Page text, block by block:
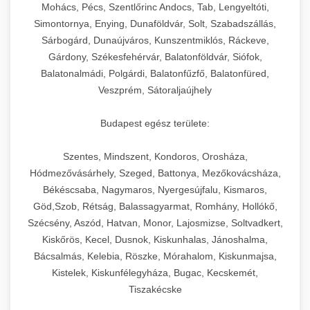
kereskedelmi tésztakeverő
állítható vastagság beállítással.
chef-iparikonyhagepek.hu
professzionális élelmiszer szeletelő
Kereskedelmi vákuumcsomagoló berendezések
élelmiszerek tartósításához. Hosszabbítsa a
szavatossági időt és tartsa meg a termék
frissességét.
🎁 23. Vákuumfóliázó Gép +
Ipari vákuumfóliázó gépek professzionális
Hatékony lezárási és tartósítási megoldások.
chef-iparikonyhagepek.hu
kereskedelmi csomagoló gép
professzionális konyhák számára. Nagy
kapacitású sütő- és főzőberendezés precíz
hőmérséklet-szabályozással.
chef-iparikonyhagepek.hu
kereskedelmi sütősütő
❄️ 25. Ipari Hűtőszekrény +
Professzionális hűtőegységek és hűtőkamrák
kereskedelmi konyhák számára.
Energiahatékony hűtési megoldások nagy
kapacitással.
chef-iparikonyhagepek.hu
💧 26. Ipari Mosogatógép +
Kereskedelmi mosogatóberendezések nagy
forgalmú éttermi műveletekhez. Gyors tisztítási
ciklusok fertőtlenítési képességekkel.
🧀 27. Ipari Sajtreszelő Gép +
Mohács, Pécs, Szentlőrinc Andocs, Tab, Lengyeltóti,
Simontornya, Enying, Dunaföldvár, Solt, Szabadszállás,
Sárbogárd, Dunaújváros, Kunszentmiklós, Ráckeve,
Gárdony, Székesfehérvár, Balatonföldvár, Siófok,
Balatonalmádi, Polgárdi, Balatonfűzfő, Balatonfüred,
Veszprém, Sátoraljaújhely
Budapest egész területe:
Szentes, Mindszent, Kondoros, Orosháza,
Hódmezővásárhely, Szeged, Battonya, Mezőkovácsháza,
Békéscsaba, Nagymaros, Nyergesújfalu, Kismaros,
Göd,Szob, Rétság, Balassagyarmat, Romhány, Hollókő,
Szécsény, Aszód, Hatvan, Monor, Lajosmizse, Soltvadkert,
Kiskőrös, Kecel, Dusnok, Kiskunhalas, Jánoshalma,
Bácsalmás, Kelebia, Röszke, Mórahalom, Kiskunmajsa,
Kistelek, Kiskunfélegyháza, Bugac, Kecskemét,
Tiszakécske